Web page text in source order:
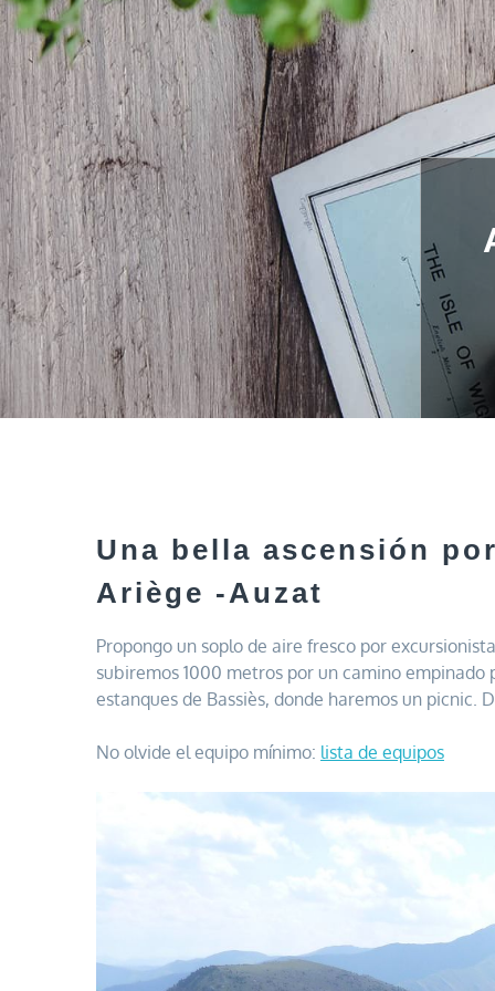
Una bella ascensión
Ariège -Auzat
Propongo un soplo de aire fresco por
subiremos 1000 metros por un camino
estanques de Bassiès, donde haremos un picnic.
No olvide el equipo mínimo: lista de equipos